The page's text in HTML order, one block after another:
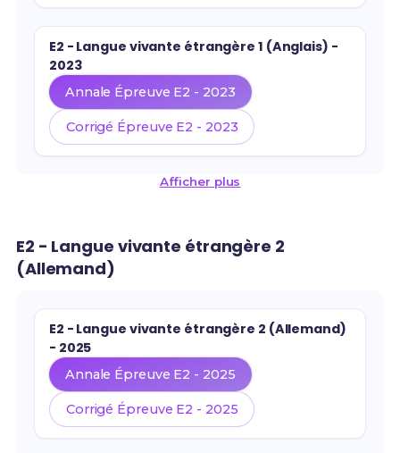
E2 - Langue vivante étrangère 1 (Anglais) -
2023
Annale Épreuve E2 - 2023
Corrigé Épreuve E2 - 2023
Afficher plus
E2 - Langue vivante étrangère 2
(Allemand)
E2 - Langue vivante étrangère 2 (Allemand)
- 2025
Annale Épreuve E2 - 2025
Corrigé Épreuve E2 - 2025